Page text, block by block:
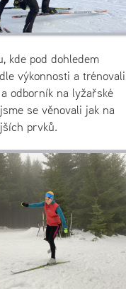
kde pod dohledem
výkonnosti a trénovali
odborník na lyžařské
se věnovali jak na
prvků.